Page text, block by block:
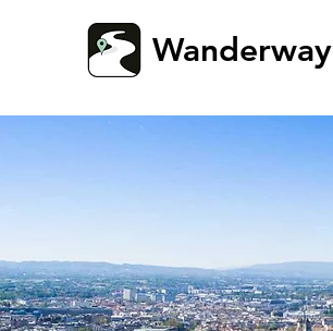
Wanderway